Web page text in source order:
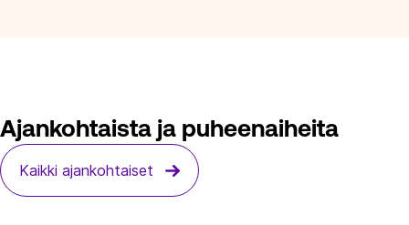
Ajankohtaista ja puheenaiheita
Kaikki ajankohtaiset